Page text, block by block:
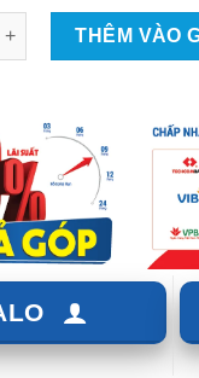
Phim Cách Nhiệt
THÊM VÀO